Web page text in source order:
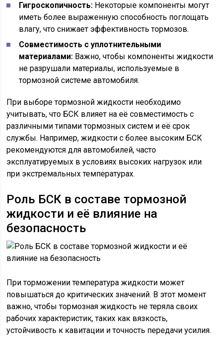
Гигроскопичность: Некоторые компоненты могут
иметь более выраженную способность поглощать
влагу, что снижает эффективность тормозов.
Совместимость с уплотнительными
материалами: Важно, чтобы компоненты жидкости
не разрушали материалы, используемые в
тормозной системе автомобиля.
При выборе тормозной жидкости необходимо
учитывать, что БСК влияет на её совместимость с
различными типами тормозных систем и её срок
службы. Например, жидкости с более высоким БСК
рекомендуются для автомобилей, часто
эксплуатируемых в условиях высоких нагрузок или
при экстремальных температурах.
Роль БСК в составе тормозной
жидкости и её влияние на
безопасность
При торможении температура жидкости может
повышаться до критических значений. В этот момент
важно, чтобы тормозная жидкость не теряла своих
рабочих характеристик, таких как вязкость,
устойчивость к кавитации и точность передачи усилия.